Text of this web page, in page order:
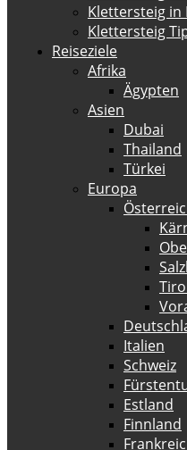
Klettersteig in
Klettersteig
Reiseziele
Afrika
Ägypten
Asien
Dubai
Thailand
Türkei
Europa
Italien
Schweiz
Estland
Finnland